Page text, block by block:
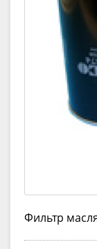
Фильтр